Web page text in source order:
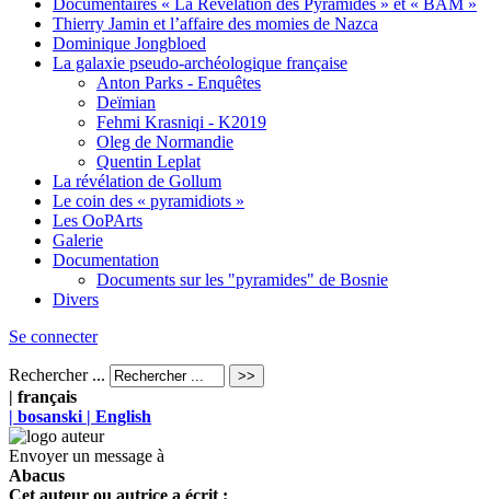
Thierry Jamin et l’affaire des momies de Nazca
Dominique Jongbloed
La galaxie pseudo-archéologique française
Anton Parks - Enquêtes
Deïmian
Fehmi Krasniqi - K2019
Oleg de Normandie
Quentin Leplat
La révélation de Gollum
Le coin des « pyramidiots »
Les OoPArts
Galerie
Documentation
Documents sur les "pyramides" de Bosnie
Divers
Se connecter
Rechercher ...
| français
| bosanski | English
Envoyer un message à
Abacus
Cet auteur ou autrice a écrit :